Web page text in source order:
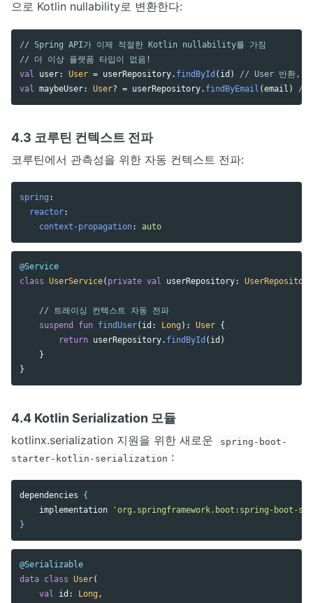
으로 Kotlin nullability로 변환한다:
// Spring API가 이제 적절한 Kotlin nullability를 가짐
// 더 이상 플랫폼 타입이 없음!
val
user: User = userRepository. findById ( id )
// User 반환,
val
maybeUser: User? = userRepository. findByEmail (email ) //
4.3 코루틴 컨텍스트 전파
코루틴에서 관측성을 위한 자동 컨텍스트 전파:
spring :
reactor:
context-propagation: auto
@Service
class UserService( private val userRepository: UserRepository
// 트레이싱 컨텍스트 자동 전파
suspend
fun findUser( id : Long ): User {
return userRepository. findById ( id )
}
}
4.4 Kotlin Serialization 모듈
kotlinx.serialization 지원을 위한 새로운
spring-boot-
starter-kotlin-serialization :
dependencies
{
implementation
'org.springframework.boot:spring-
}
@Serializable
data class User(
val
id : Long ,